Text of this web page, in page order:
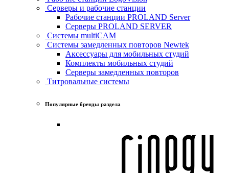
Серверы и рабочие станции
Рабочие станции PROLAND Server
Серверы PROLAND SERVER
Системы multiCAM
Системы замедленных повторов Newtek
Аксессуары для мобильных студий
Комплекты мобильных студий
Серверы замедленных повторов
Титровальные системы
Популярные бренды раздела